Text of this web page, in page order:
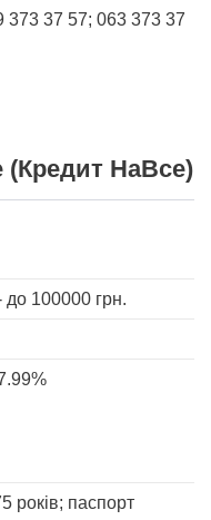
373 37 57; 063 373 37
НаВсе)
до 100000 грн.
років; паспорт